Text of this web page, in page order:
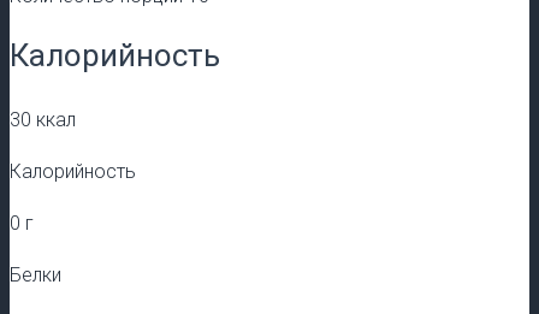
Калорийность
30 ккал
Калорийность
0 г
Белки